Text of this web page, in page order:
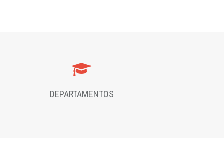
DEPARTAMENTOS